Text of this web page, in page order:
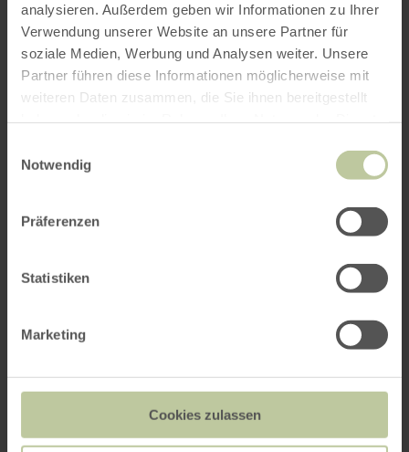
analysieren. Außerdem geben wir Informationen zu Ihrer
Verwendung unserer Website an unsere Partner für
soziale Medien, Werbung und Analysen weiter. Unsere
Partner führen diese Informationen möglicherweise mit
weiteren Daten zusammen, die Sie ihnen bereitgestellt
Notwendig
Präferenzen
Statistiken
Marketing
Cookies zulassen